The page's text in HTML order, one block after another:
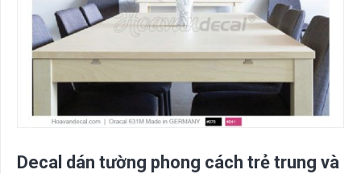
Decal dán tường phong cách trẻ trung và